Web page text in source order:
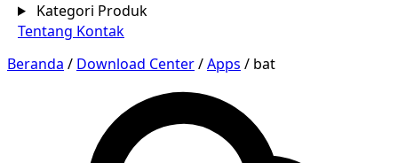
Kategori Produk
Tentang Kontak
Beranda / Download Center/Apps / bat